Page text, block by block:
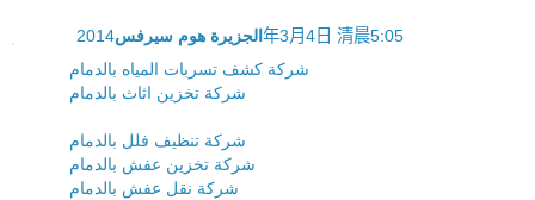
الجزيرة هوم سيرفس 2014年3月4日 清晨5:05
شركة كشف تسربات المياه بالدمام
شركة تخزين اثاث بالدمام
شركة تنظيف فلل بالدمام
شركة تخزين عفش بالدمام
شركة نقل عفش بالدمام